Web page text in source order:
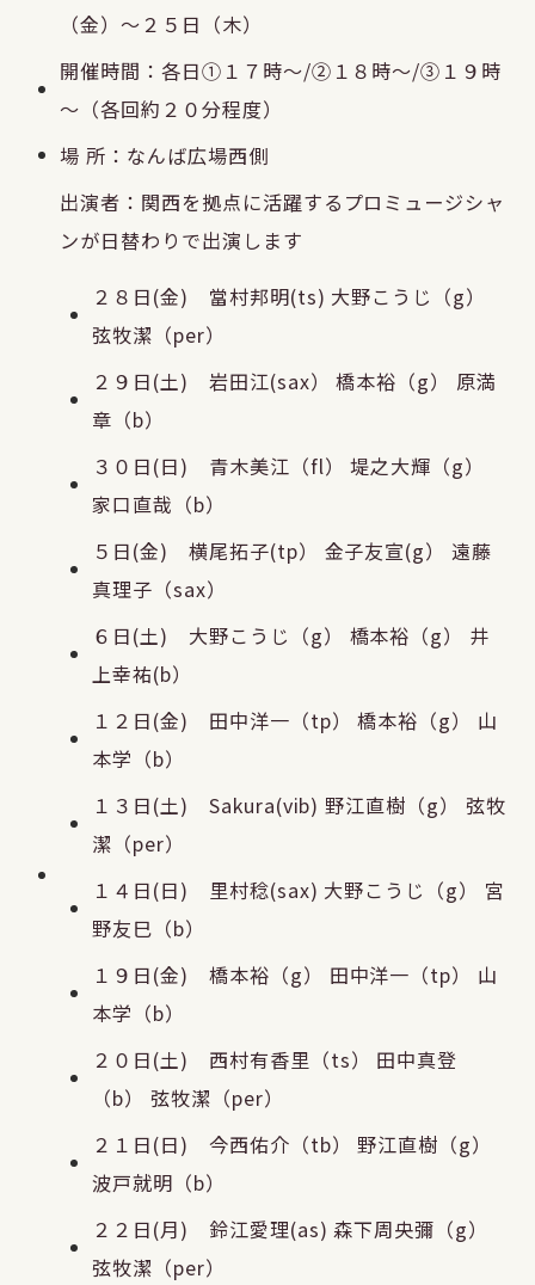
（金）～２５日（木）
開催時間：各日①１７時～/②１８時～/③１９時
～（各回約２０分程度）
場 所：なんば広場西側
出演者：関西を拠点に活躍するプロミュージシャ
ンが日替わりで出演します
２８日(金) 當村邦明(ts) 大野こうじ（g）
弦牧潔（per）
２９日(土) 岩田江(sax） 橋本裕（g） 原満
章（b）
３０日(日) 青木美江（fl） 堤之大輝（g）
家口直哉（b）
５日(金) 横尾拓子(tp） 金子友宣(g） 遠藤
真理子（sax）
６日(土) 大野こうじ（g） 橋本裕（g） 井
上幸祐(b）
１２日(金) 田中洋一（tp） 橋本裕（g） 山
本学（b）
１３日(土) Sakura(vib) 野江直樹（g） 弦牧
潔（per）
１４日(日) 里村稔(sax) 大野こうじ（g） 宮
野友巳（b）
１９日(金) 橋本裕（g） 田中洋一（tp） 山
本学（b）
２０日(土) 西村有香里（ts） 田中真登
（b） 弦牧潔（per）
２１日(日) 今西佑介（tb） 野江直樹（g）
波戸就明（b）
２２日(月) 鈴江愛理(as) 森下周央彌（g）
弦牧潔（per）